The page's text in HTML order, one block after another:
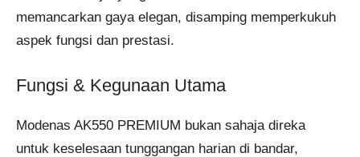
memancarkan gaya elegan, disamping memperkukuh
aspek fungsi dan prestasi.
Fungsi & Kegunaan Utama
Modenas AK550 PREMIUM bukan sahaja direka
untuk keselesaan tunggangan harian di bandar,